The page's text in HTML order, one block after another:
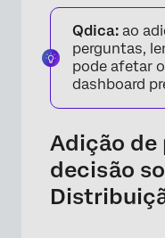
Qdica: ao
perguntas,
pode afetar
dashboard
Adição
decisão